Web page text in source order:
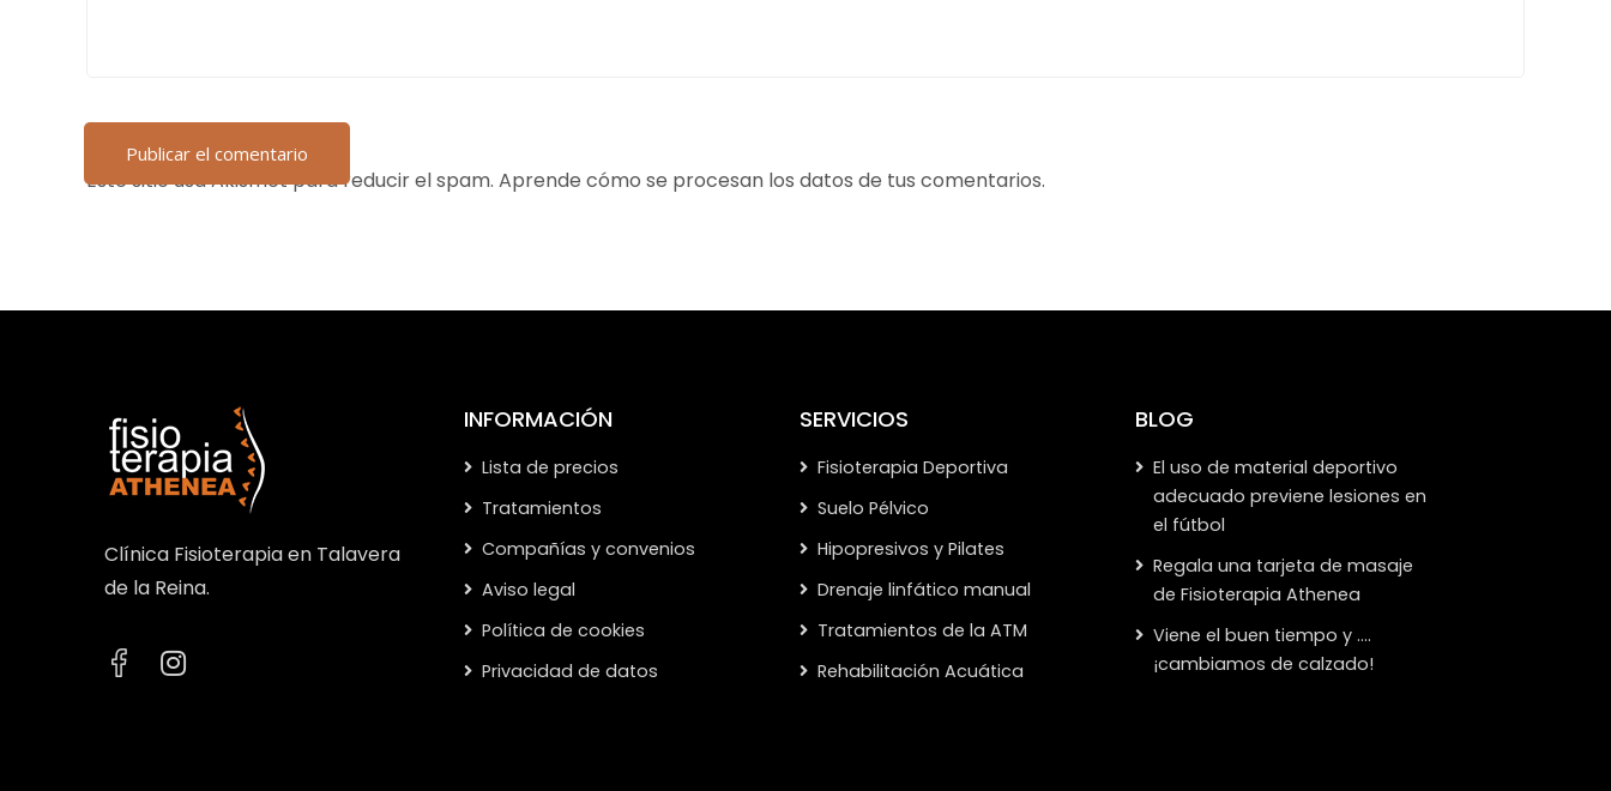
Este sitio usa Akismet para reducir el spam. Aprende cómo se procesan los datos de tus comentarios.
Clínica Fisioterapia en Talavera
de la Reina.
INFORMACIÓN
Lista de precios
Tratamientos
Compañías y convenios
Aviso legal
Política de cookies
Privacidad de datos
SERVICIOS
Fisioterapia Deportiva
Suelo Pélvico
Hipopresivos y Pilates
Drenaje linfático manual
Tratamientos de la ATM
Rehabilitación Acuática
BLOG
El uso de material deportivo
adecuado previene lesiones en
el fútbol
Regala una tarjeta de masaje
de Fisioterapia Athenea
Viene el buen tiempo y ….
¡cambiamos de calzado!